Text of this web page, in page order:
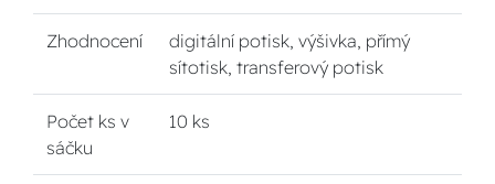
Zhodnocení
digitální potisk, výšivka, přímý
sítotisk, transferový potisk
Počet ks v
sáčku
10 ks